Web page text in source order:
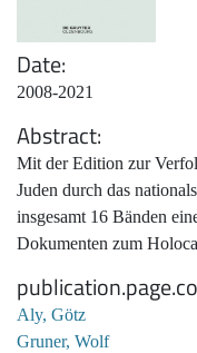
Date
2008-2021
Abstract
Mit der Edition zur
Juden durch das
insgesamt 16 Bänden
Dokumenten zum
Aly, Götz
Gruner, Wolf